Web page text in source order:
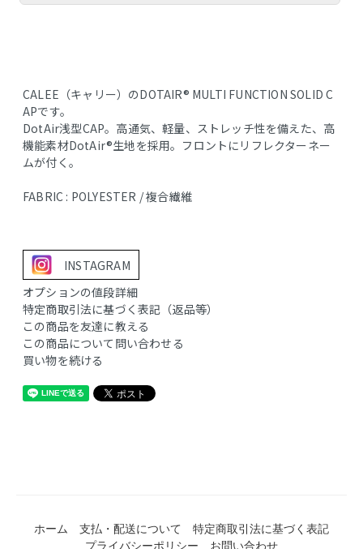
CALEE（キャリー）のDOTAIR®︎ MULTI FUNCTION SOLID C
APです。
DotAir浅型CAP。高通気、軽量、ストレッチ性を備えた、高
機能素材DotAir®︎生地を採用。フロントにリフレクターネー
ムが付く。
FABRIC : POLYESTER / 複合繊維
INSTAGRAM
オプションの値段詳細
特定商取引法に基づく表記（返品等）
この商品を友達に教える
この商品について問い合わせる
買い物を続ける
ホーム 支払・配送について
特定商取引法に基づく表記
プライバシーポリシー
お問い合わせ